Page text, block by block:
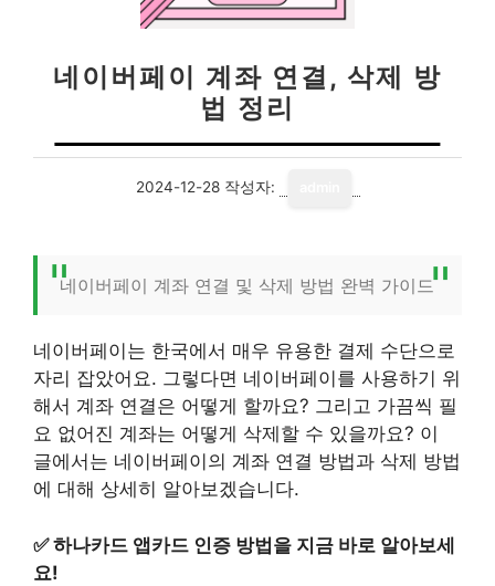
네이버페이 계좌 연결, 삭제 방
법 정리
2024-12-28 작성자:
네이버페이 계좌 연결 및 삭제 방법 완벽 가이드
네이버페이는 한국에서 매우 유용한 결제 수단으로
자리 잡았어요. 그렇다면 네이버페이를 사용하기 위
해서 계좌 연결은 어떻게 할까요? 그리고 가끔씩 필
요 없어진 계좌는 어떻게 삭제할 수 있을까요? 이
글에서는 네이버페이의 계좌 연결 방법과 삭제 방법
에 대해 상세히 알아보겠습니다.
✅하나카드 앱카드 인증 방법을 지금 바로 알아보세
요!